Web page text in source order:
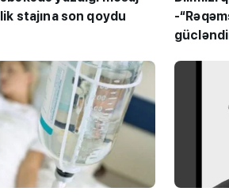
stajına son qoydu
-
MİQ,
və qəbul
"Həftənin
marafonu